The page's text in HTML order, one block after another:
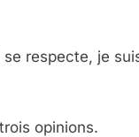
respecte, je
opinions.